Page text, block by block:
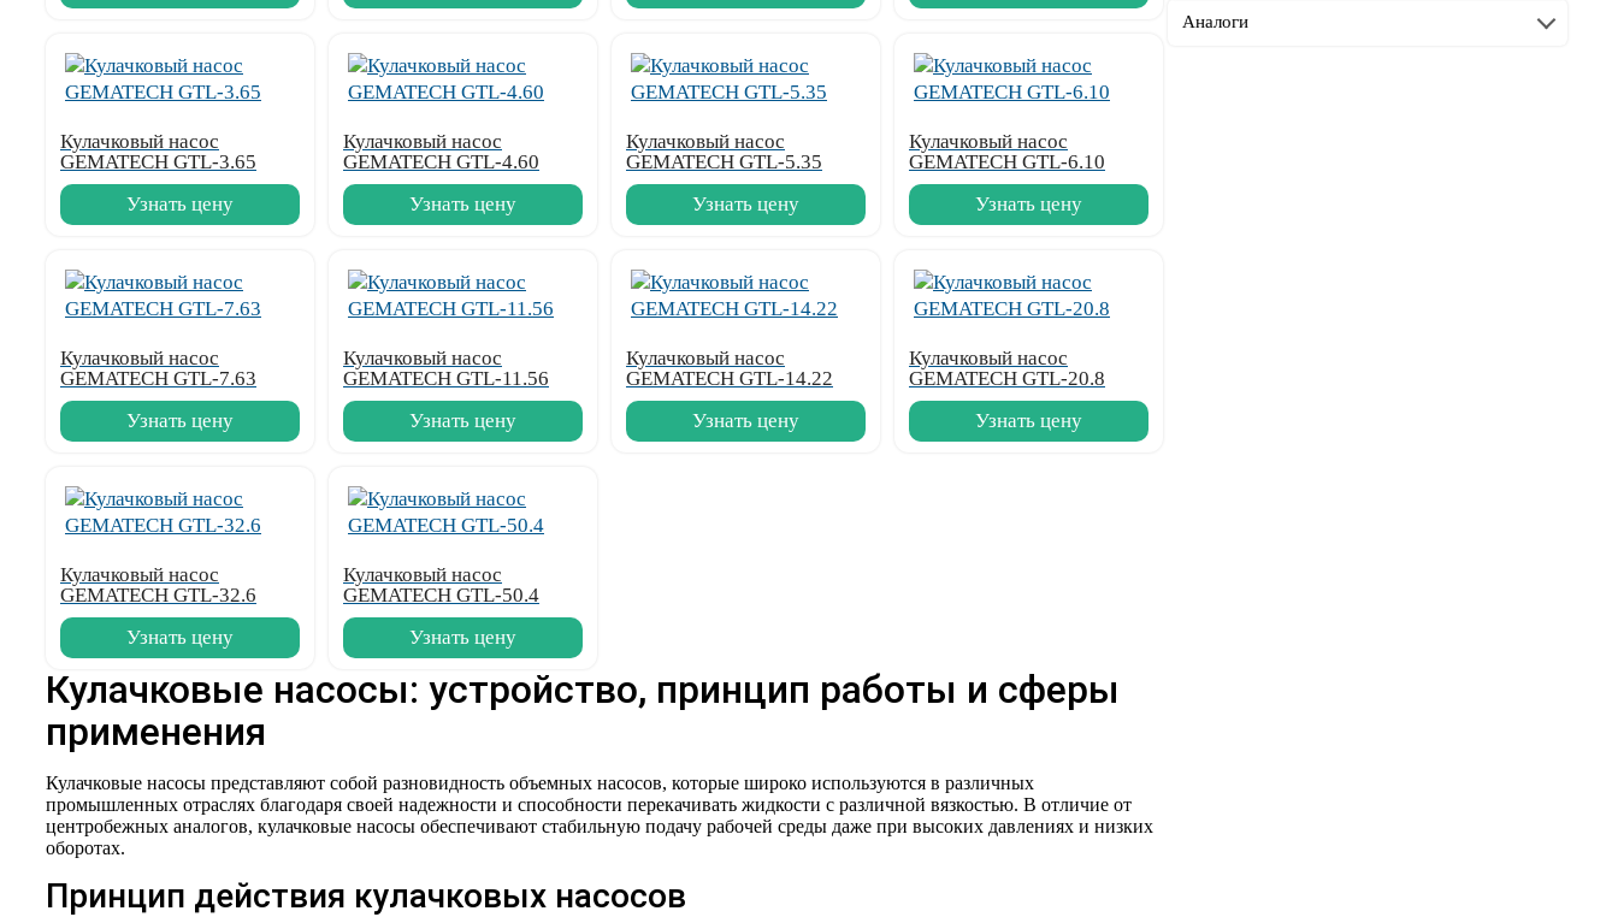
Кулачковый насос
GEMATECH GTL-3.65
Узнать цену
Кулачковый насос
GEMATECH GTL-4.60
Узнать цену
Кулачковый насос
GEMATECH GTL-5.35
Узнать цену
Кулачковый насос
GEMATECH GTL-6.10
Узнать цену
Кулачковый насос
GEMATECH GTL-7.63
Узнать цену
Кулачковый насос
GEMATECH GTL-11.56
Узнать цену
Кулачковый насос
GEMATECH GTL-14.22
Узнать цену
Кулачковый насос
GEMATECH GTL-20.8
Узнать цену
Кулачковый насос
GEMATECH GTL-32.6
Узнать цену
Кулачковый насос
GEMATECH GTL-50.4
Узнать цену
Кулачковые насосы: устройство, принцип работы и сферы
применения
Кулачковые насосы представляют собой разновидность объемных насосов, которые широко используются в различных
промышленных отраслях благодаря своей надежности и способности перекачивать жидкости с различной вязкостью. В отличие от
центробежных аналогов, кулачковые насосы обеспечивают стабильную подачу рабочей среды даже при высоких давлениях и низких
оборотах.
Принцип действия кулачковых насосов
Аналоги